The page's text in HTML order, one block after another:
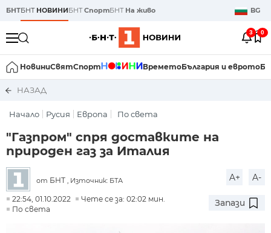
БНТБНТ НОВИНИБНТСпортБНТ На живо BG
3 0
НовиниСвятСпорт ВреметоБългария и еврото
НАЗАД
Начало Русия Европа По света
"Газпром" спря доставките на
природен газ за Италия
от БНТ , Източник: БТА A+ A-
22:54, 01.10.2022
Чете се за: 02:02 мин.
По света
Запази